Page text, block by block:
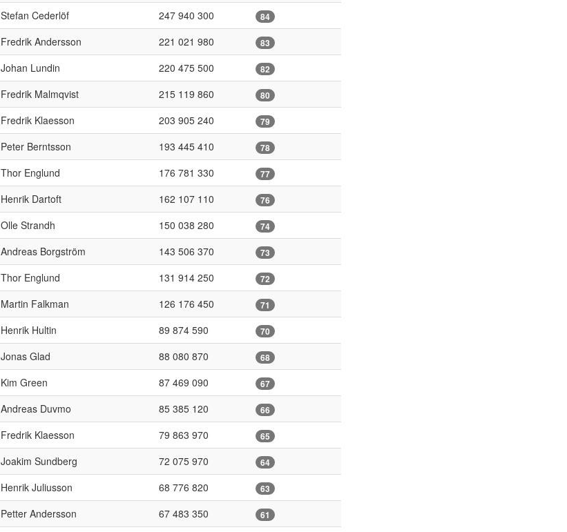
Stefan Cederlöf 247 940 300 84
Fredrik Andersson 221 021 980 83
Johan Lundin 220 475 500 82
Fredrik Malmqvist 215 119 860 80
Fredrik Klaesson 203 905 240 79
Peter Berntsson 193 445 410 78
Thor Englund 176 781 330 77
Henrik Dartoft 162 107 110 76
Olle Strandh 150 038 280 74
Andreas Borgström 143 506 370 73
Thor Englund 131 914 250 72
Martin Falkman 126 176 450 71
Henrik Hultin 89 874 590 70
Jonas Glad 88 080 870 68
Kim Green 87 469 090 67
Andreas Duvmo 85 385 120 66
Fredrik Klaesson 79 863 970 65
Joakim Sundberg 72 075 970 64
Henrik Juliusson 68 776 820 63
Petter Andersson 67 483 350 61